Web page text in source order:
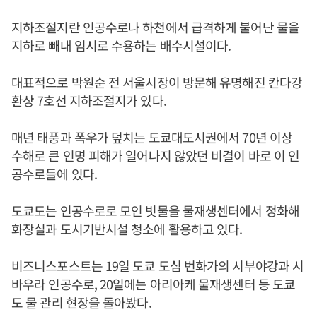
지하조절지란 인공수로나 하천에서 급격하게 불어난 물을
지하로 빼내 임시로 수용하는 배수시설이다.
대표적으로 박원순 전 서울시장이 방문해 유명해진 칸다강
환상 7호선 지하조절지가 있다.
매년 태풍과 폭우가 덮치는 도쿄대도시권에서 70년 이상
수해로 큰 인명 피해가 일어나지 않았던 비결이 바로 이 인
공수로들에 있다.
도쿄도는 인공수로로 모인 빗물을 물재생센터에서 정화해
화장실과 도시기반시설 청소에 활용하고 있다.
비즈니스포스트는 19일 도쿄 도심 번화가의 시부야강과 시
바우라 인공수로, 20일에는 아리아케 물재생센터 등 도쿄
도 물 관리 현장을 돌아봤다.